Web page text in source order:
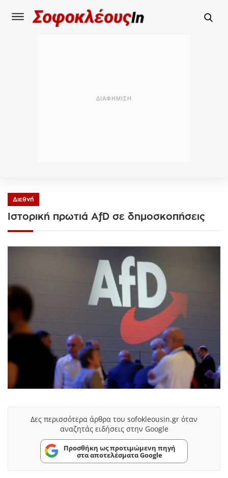
Διεθνή
Ιστορική πρωτιά AfD σε δημοσκοπήσεις
Δες περισσότερα άρθρα του sofokleousin.gr όταν
αναζητάς ειδήσεις στην Google
Προσθήκη ως προτιμώμενη πηγή
στα αποτελέσματα Google